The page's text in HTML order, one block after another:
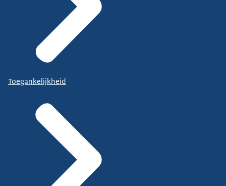
Toegankelijkheid